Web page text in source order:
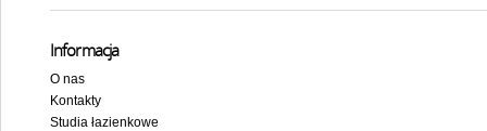
Informacja
O nas
Kontakty
Studia łazienkowe